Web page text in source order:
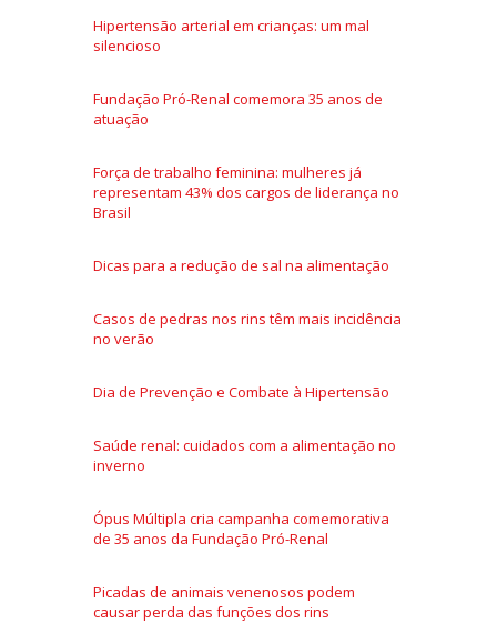
Hipertensão arterial em crianças: um mal
silencioso
Fundação Pró-Renal comemora 35 anos de
atuação
Força de trabalho feminina: mulheres já
representam 43% dos cargos de liderança no
Brasil
Dicas para a redução de sal na alimentação
Casos de pedras nos rins têm mais incidência
no verão
Dia de Prevenção e Combate à Hipertensão
Saúde renal: cuidados com a alimentação no
inverno
Ópus Múltipla cria campanha comemorativa
de 35 anos da Fundação Pró-Renal
Picadas de animais venenosos podem
causar perda das funções dos rins